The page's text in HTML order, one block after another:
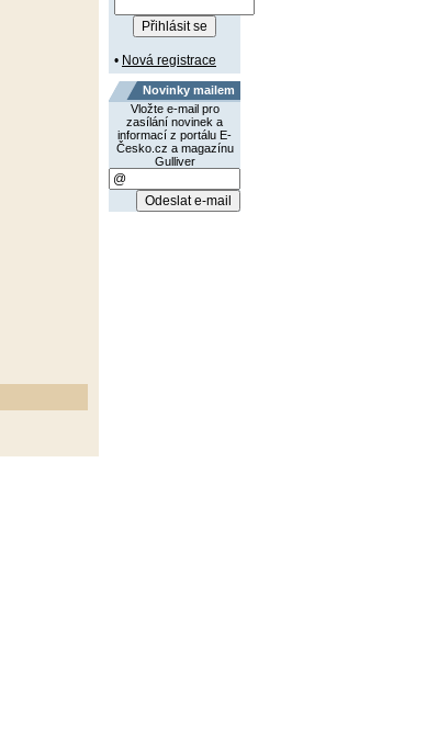
• Nová registrace
Novinky mailem
Vložte e-mail pro
zasílání novinek a
informací z portálu E-
Česko.cz a magazínu
Gulliver